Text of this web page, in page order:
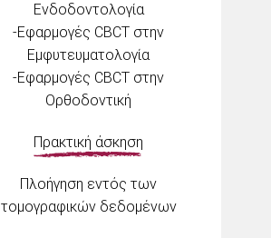
Ενδοδοντολογία
-Εφαρμογές CBCT στην
Εμφυτευματολογία
-Εφαρμογές CBCT στην
Ορθοδοντική
Πρακτική άσκηση
Πλοήγηση εντός των
τομογραφικών δεδομένων